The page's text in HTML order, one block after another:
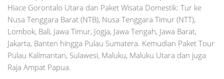
Hiace Gorontalo Utara dan Paket Wisata Domestik: Tur ke
Nusa Tenggara Barat (NTB), Nusa Tenggara Timur (NTT),
Lombok, Bali, Jawa Timur, Jogja, Jawa Tengah, Jawa Barat,
Jakarta, Banten hingga Pulau Sumatera. Kemudian Paket Tour
Pulau Kalimantan, Sulawesi, Maluku, Maluku Utara dan juga
Raja Ampat Papua.